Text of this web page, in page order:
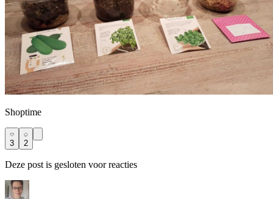
Shoptime
3 2
Deze post is gesloten voor reacties